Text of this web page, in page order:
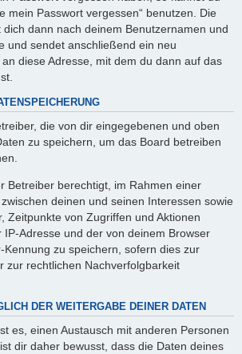
mein Passwort vergessen“ benutzen. Die
dich dann nach deinem Benutzernamen und
und sendet anschließend ein neu
diese Adresse, mit dem du dann auf das
die von dir eingegebenen und oben
zu speichern, um das Board betreiben
Betreiber berechtigt, im Rahmen einer
deinen und seinen Interessen sowie
Zeitpunkte von Zugriffen und Aktionen
Adresse und der von deinem Browser
Kennung zu speichern, sofern dies zur
zur rechtlichen Nachverfolgbarkeit
DER WEITERGABE DEINER DATEN
es, einen Austausch mit anderen Personen
dir daher bewusst, dass die Daten deines